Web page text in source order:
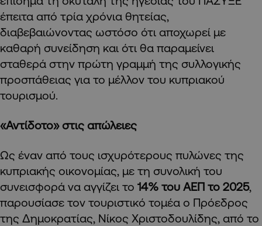
έπειτα από τρία χρόνια θητείας,
διαβεβαιώνοντας ωστόσο ότι αποχωρεί με
καθαρή συνείδηση και ότι θα παραμείνει
σταθερά στην πρώτη γραμμή της συλλογικής
προσπάθειας για το μέλλον του κυπριακού
τουρισμού.
«Αντίδοτο» στις απώλειες
Ως έναν από τους ισχυρότερους πυλώνες της
κυπριακής οικονομίας, με τη συνολική του
συνεισφορά να αγγίζει το 14% του ΑΕΠ το 2025,
παρουσίασε τον τουριστικό τομέα ο Πρόεδρος
της Δημοκρατίας, Νίκος Χριστοδουλίδης, από το